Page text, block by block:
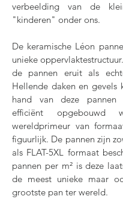
verbeelding van de
"kinderen" onder ons.
De keramische Léon
unieke
de pannen eruit als
Hellende daken en gevels
hand van deze pannen
efficiënt opgebouwd
wereldprimeur van
figuurlijk. De pannen zijn
als FLAT-5XL formaat
pannen per m² is deze
de meest unieke maar
grootste pan ter wereld.